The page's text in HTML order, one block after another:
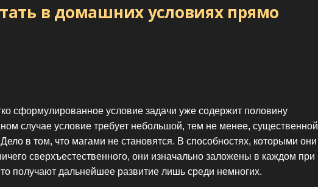
в домашних условиях прямо
сформулированное условие задачи уже содержит половину
случае условие требует небольшой, тем не менее, существенной
Дело в том, что магами не становятся. В способностях, которыми они
сверхъестественного, они изначально заложены в каждом при
получают дальнейшее развитие лишь среди немногих.